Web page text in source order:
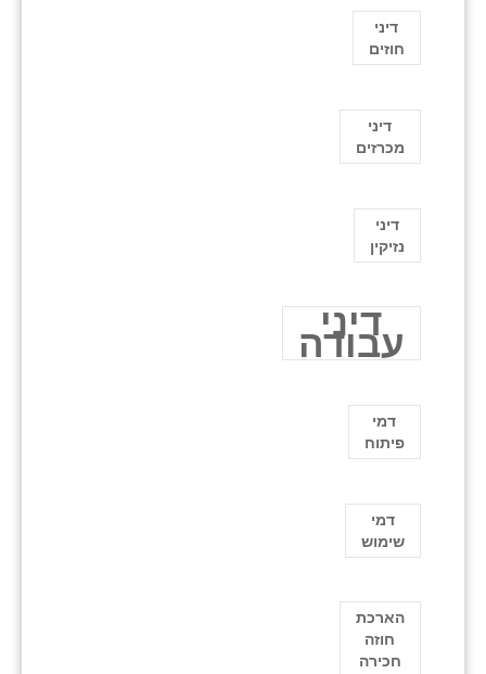
דיני
חוזים
דיני
מכרזים
דיני
נזיקין
דיני
עבודה
דמי
פיתוח
דמי
שימוש
הארכת
חוזה
חכירה